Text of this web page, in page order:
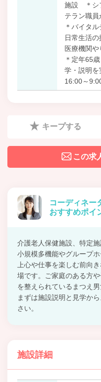
施設 ＊シ
テラン職員
＊バイタ
日常生活の
医療機関
＊定年65
学・説明
16:00～
キープする
この求
コーディネー
おすすめポイ
介護老人保健施設、特定
小規模多機能やグループ
上心や仕事を楽しむ前向
場です。ご家庭のある方
を整えられているまつえ
まずは施設説明と見学か
さい。
施設詳細